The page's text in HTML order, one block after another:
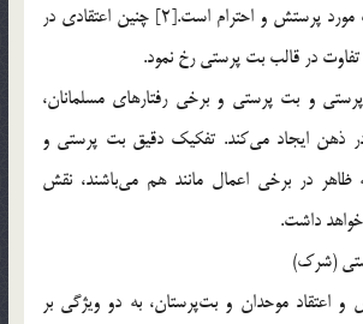
قوي در اشياء و حيوانات مورد پرستش و احترام است.[2] چنين اعتقادي در
در قالب بت‌ پرستي رخ نمود.
و بت ‌پرستي و برخي رفتارهاي مسلمانان،
در ذهن ايجاد مي‌كند. تفكيك دقيق بت ‌پرستي و
ظاهر در برخي اعمال مانند هم مي‌باشند، نقش
داشت.
(شرك)
اعتقاد موحدان و بت‌پرستان، به دو ويژگي بر